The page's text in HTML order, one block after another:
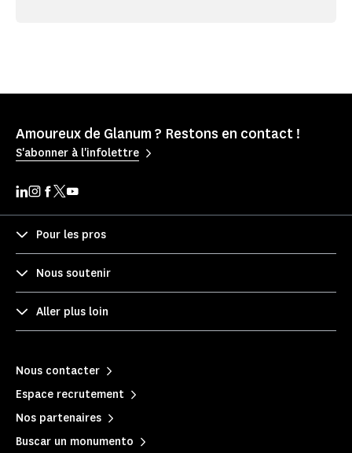
Amoureux de Glanum ? Restons en contact !
S'abonner à l'infolettre
Pour les pros
Nous soutenir
Aller plus loin
Nous contacter
Espace recrutement
Nos partenaires
Buscar un monumento